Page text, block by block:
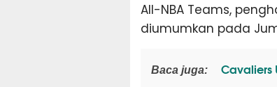
All-NBA Teams,
diumumkan pada
Baca juga: Cavaliers